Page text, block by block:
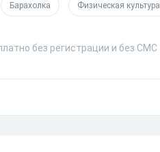
Барахолка Физическая культура
без регистрации и без СМС